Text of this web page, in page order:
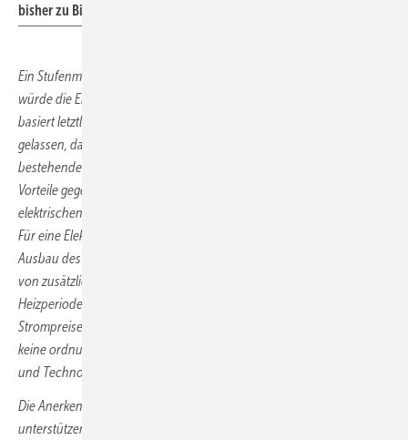
bisher zu Biomethan aufbereitet und ins Erdgasnetz eingespeist.
Ein Stufenmodell lehnen wir ab. Es ist in der Praxis nicht umzusetzen,
würde die Endkunden bürokratisch sowie finanziell belasten und
basiert letztlich auf willkürlichen Kriterien. So wird etwa außer Acht
gelassen, dass Gastechnologien und die Versorgung über die
bestehende Gasinfrastruktur auch langfristig erhebliche systemische
Vorteile gegenüber den als Vorrangoptionen aufgeführten
elektrischen Wärmepumpen und Stromdirektheizungen aufweisen:
Für eine Elektrifizierung des Wärmesektors wäre ein kostspieliger
Ausbau des Stromnetzes ebenso erforderlich wie die Bereitstellung
von zusätzlicher gesicherter Kraftwerksleistung während der
Heizperiode – mit der Folge eines massiven Anstiegs des
Strompreises. Klar ist: Zur Erreichung der Klimaneutralität darf es
keine ordnungsrechtliche Diskriminierung einzelner Energieträger
und Technologien geben.
Die Anerkennung von klimaneutral betriebenen Gasheizungen
unterstützen wir ausdrücklich. Die benötigten Mengen dieser Gase